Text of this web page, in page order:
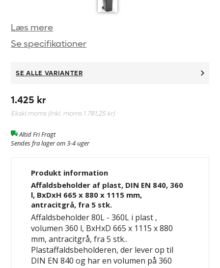
Læs mere
Se specifikationer
SE ALLE VARIANTER
1.425 kr
Ekskl.moms (Inkl. moms 1.781,25 kr)
Altid Fri Fragt
Sendes fra lager om 3-4 uger
Produkt information
Affaldsbeholder af plast, DIN EN 840, 360
l, BxDxH 665 x 880 x 1115 mm,
antracitgrå, fra 5 stk.
Affaldsbeholder 80L - 360L i plast ,
volumen 360 l, BxHxD 665 x 1115 x 880
mm, antracitgrå, fra 5 stk..
Plastaffaldsbeholderen, der lever op til
DIN EN 840 og har en volumen på 360